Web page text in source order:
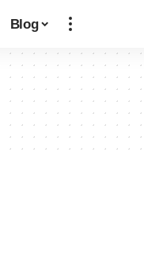
Blog